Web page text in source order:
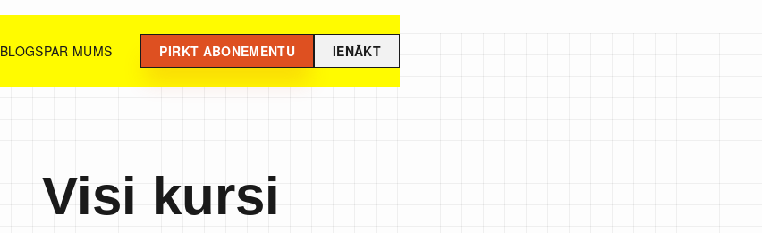
BLOGSPAR MUMS PIRKT ABONEMENTU IENĀKT
Visi kursi